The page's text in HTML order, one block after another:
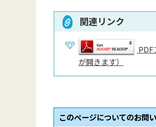
関連リンク
PDF
が開きます）
このページについてのお問